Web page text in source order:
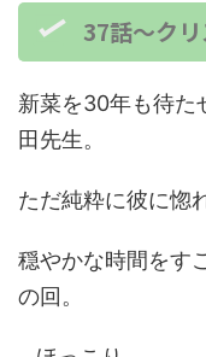
37話～ク
新菜を30年も待た
田先生。
ただ純粋に彼に惚
穏やかな時間をす
の回。